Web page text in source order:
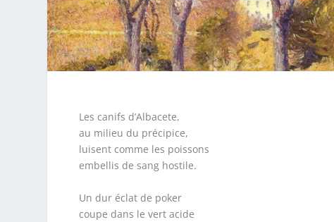
Les canifs d’Albacete,
au milieu du précipice,
luisent comme les poissons
embellis de sang hostile.
Un dur éclat de poker
coupe dans le vert acide